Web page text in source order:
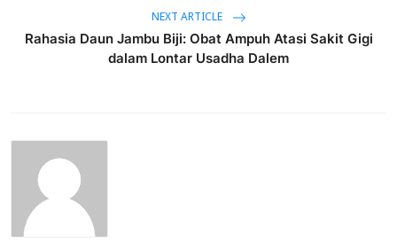
NEXT ARTICLE
Rahasia Daun Jambu Biji: Obat Ampuh Atasi Sakit Gigi
dalam Lontar Usadha Dalem